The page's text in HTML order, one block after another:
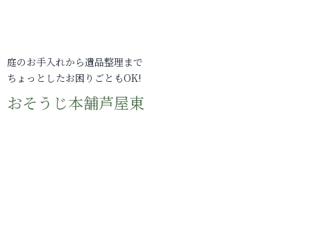
庭のお手入れから遺品整理まで
ちょっとしたお困りごともOK!
おそうじ本舗芦屋東